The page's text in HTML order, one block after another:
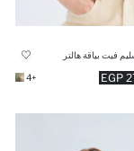
فيت بياقة هالتر
+4